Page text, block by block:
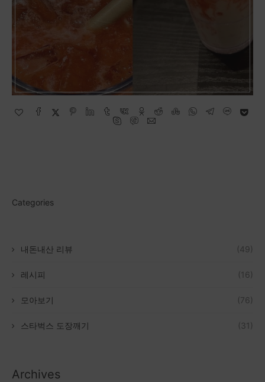
Categories
내돈내산 리뷰 (49)
레시피 (16)
모아보기 (76)
스타벅스 도장깨기 (31)
Archives